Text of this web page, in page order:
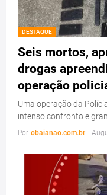
DESTAQUE
Seis mortos,
drogas
operação
Uma operação da
intenso confronto e
Por obaianao.com.br -